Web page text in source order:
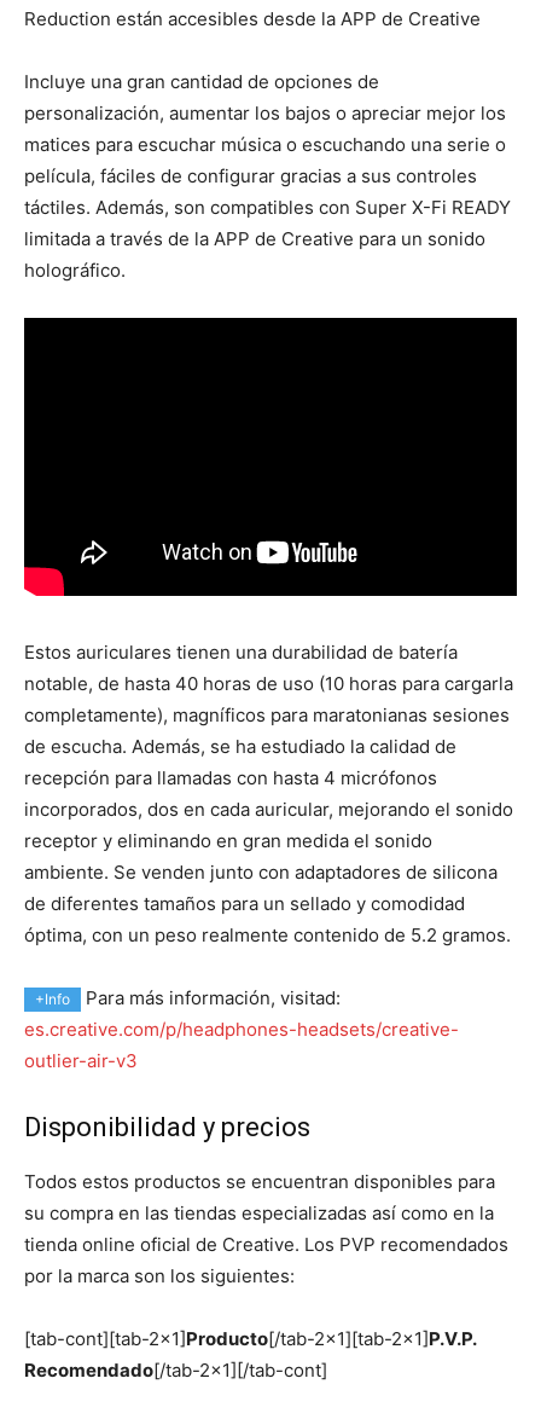
Reduction están accesibles desde la APP de Creative
Incluye una gran cantidad de opciones de
personalización, aumentar los bajos o apreciar mejor los
matices para escuchar música o escuchando una serie o
película, fáciles de configurar gracias a sus controles
táctiles. Además, son compatibles con Super X-Fi READY
limitada a través de la APP de Creative para un sonido
holográfico.
Estos auriculares tienen una durabilidad de batería
notable, de hasta 40 horas de uso (10 horas para cargarla
completamente), magníficos para maratonianas sesiones
de escucha. Además, se ha estudiado la calidad de
recepción para llamadas con hasta 4 micrófonos
incorporados, dos en cada auricular, mejorando el sonido
receptor y eliminando en gran medida el sonido
ambiente. Se venden junto con adaptadores de silicona
de diferentes tamaños para un sellado y comodidad
óptima, con un peso realmente contenido de 5.2 gramos.
+Info
Para más información, visitad:
es.creative.com/p/headphones-headsets/creative-
outlier-air-v3
Disponibilidad y precios
Todos estos productos se encuentran disponibles para
su compra en las tiendas especializadas así como en la
tienda online oficial de Creative. Los PVP recomendados
por la marca son los siguientes:
[tab-cont][tab-2×1]Producto[/tab-2×1][tab-2×1]P.V.P.
Recomendado[/tab-2×1][/tab-cont]